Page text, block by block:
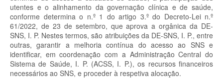
utentes e o alinhamento da governação clínica e de saúde,
conforme determina o n.º 1 do artigo 3.º do Decreto-Lei n.º
61/2022, de 23 de setembro, que aprova a orgânica da DE-
SNS, I. P. Nestes termos, são atribuições da DE-SNS, I. P., entre
outras, garantir a melhoria contínua do acesso ao SNS e
identificar, em coordenação com a Administração Central do
Sistema de Saúde, I. P. (ACSS, I. P.), os recursos financeiros
necessários ao SNS, e proceder à respetiva alocação.